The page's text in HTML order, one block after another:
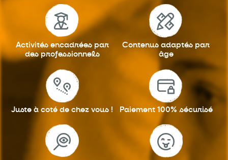
Activités encadrées par
des professionnels
Contenus adaptés par
âge
Juste à coté de chez vous ! Paiement 100% sécurisé